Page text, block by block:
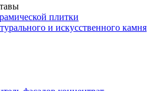
плитки
и искусственного камня